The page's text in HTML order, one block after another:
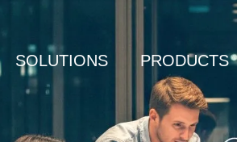
SOLUTIONS PRODUCTS